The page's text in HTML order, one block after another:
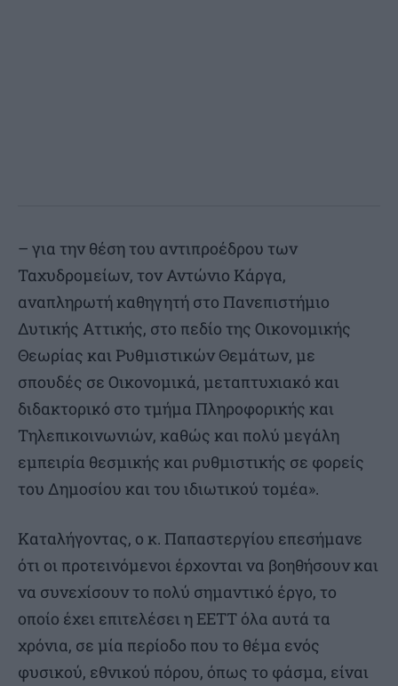
– για την θέση του αντιπροέδρου των
Ταχυδρομείων, τον Αντώνιο Κάργα,
αναπληρωτή καθηγητή στο Πανεπιστήμιο
Δυτικής Αττικής, στο πεδίο της Οικονομικής
Θεωρίας και Ρυθμιστικών Θεμάτων, με
σπουδές σε Οικονομικά, μεταπτυχιακό και
διδακτορικό στο τμήμα Πληροφορικής και
Τηλεπικοινωνιών, καθώς και πολύ μεγάλη
εμπειρία θεσμικής και ρυθμιστικής σε φορείς
του Δημοσίου και του ιδιωτικού τομέα».
Καταλήγοντας, ο κ. Παπαστεργίου επεσήμανε
ότι οι προτεινόμενοι έρχονται να βοηθήσουν και
να συνεχίσουν το πολύ σημαντικό έργο, το
οποίο έχει επιτελέσει η ΕΕΤΤ όλα αυτά τα
χρόνια, σε μία περίοδο που το θέμα ενός
φυσικού, εθνικού πόρου, όπως το φάσμα, είναι